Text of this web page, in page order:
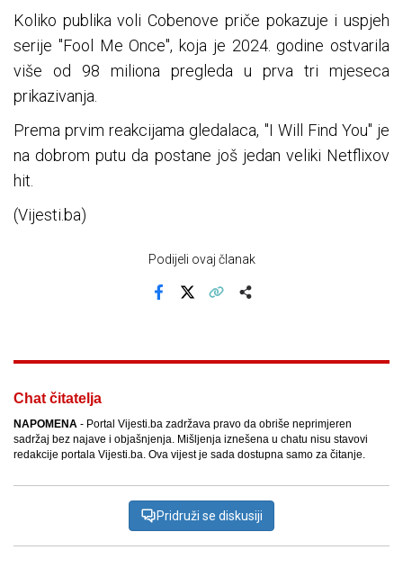
Koliko publika voli Cobenove priče pokazuje i uspjeh
serije "Fool Me Once", koja je 2024. godine ostvarila
više od 98 miliona pregleda u prva tri mjeseca
prikazivanja.
Prema prvim reakcijama gledalaca, "I Will Find You" je
na dobrom putu da postane još jedan veliki Netflixov
hit.
(Vijesti.ba)
Podijeli ovaj članak
Chat čitatelja
NAPOMENA - Portal Vijesti.ba zadržava pravo da obriše neprimjeren
sadržaj bez najave i objašnjenja. Mišljenja iznešena u chatu nisu stavovi
redakcije portala Vijesti.ba. Ova vijest je sada dostupna samo za čitanje.
Pridruži se diskusiji